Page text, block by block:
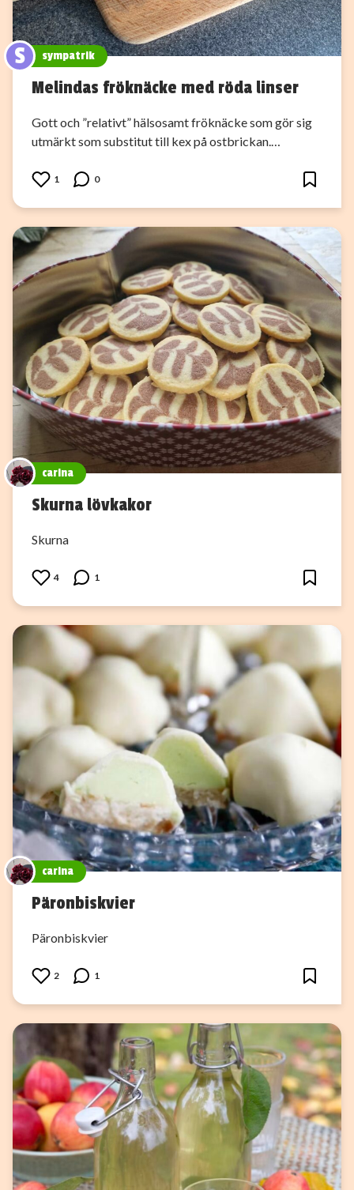
S sympatrik
Melindas fröknäcke med röda linser
Gott och ”relativt” hälsosamt fröknäcke som gör sig
utmärkt som substitut till kex på ostbrickan.…
1 0
carina
Skurna lövkakor
Skurna
4 1
carina
Päronbiskvier
Päronbiskvier
2 1